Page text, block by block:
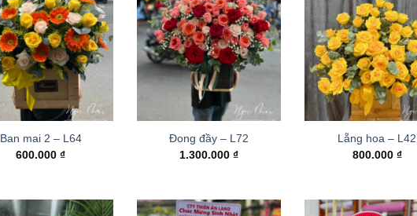
Ban mai 2 – L64
600.000₫
Đong đầy – L72
1.300.000 ₫
Lẵng hoa – L42
800.000 ₫